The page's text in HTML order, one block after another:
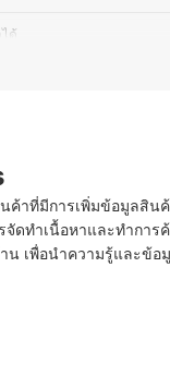
ด้
NEW YORK,
าที่มีการเพิ่มข้อมูลสิน
จัดทำเนื้อหาและทำกา
เพื่อนำความรู้และข้อ